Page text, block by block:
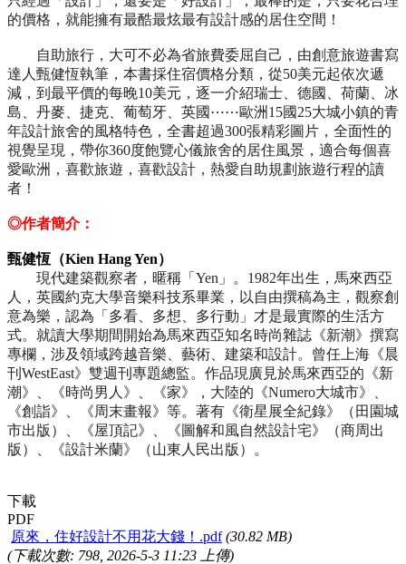
的價格，就能擁有最酷最炫最有設計感的居住空間！
自助旅行，大可不必為省旅費委屈自己，由創意旅遊書寫
達人甄健恆執筆，本書採住宿價格分類，從50美元起依次遞
減，到最平價的每晚10美元，逐一介紹瑞士、德國、荷蘭、冰
島、丹麥、捷克、葡萄牙、英國⋯⋯歐洲15國25大城小鎮的青
年設計旅舍的風格特色，全書超過300張精彩圖片，全面性的
視覺呈現，帶你360度飽覽心儀旅舍的居住風景，適合每個喜
愛歐洲，喜歡旅遊，喜歡設計，熱愛自助規劃旅遊行程的讀
者！
◎作者簡介：
甄健恆（Kien Hang Yen）
現代建築觀察者，暱稱「Yen」。1982年出生，馬來西亞
人，英國約克大學音樂科技系畢業，以自由撰稿為主，觀察創
意為樂，認為「多看、多想、多行動」才是最實際的生活方
式。就讀大學期間開始為馬來西亞知名時尚雜誌《新潮》撰寫
專欄，涉及領域跨越音樂、藝術、建築和設計。曾任上海《晨
刊WestEast》雙週刊專題總監。作品現廣見於馬來西亞的《新
潮》、《時尚男人》、《家》，大陸的《Numero大城市》、
《創詣》、《周末畫報》等。著有《衛星展全紀錄》（田園城
市出版）、《屋頂記》、《圖解和風自然設計宅》（商周出
版）、《設計米蘭》（山東人民出版）。
下載
PDF
原來，住好設計不用花大錢！.pdf (30.82 MB)
(下載次數: 798, 2026-5-3 11:23 上傳)